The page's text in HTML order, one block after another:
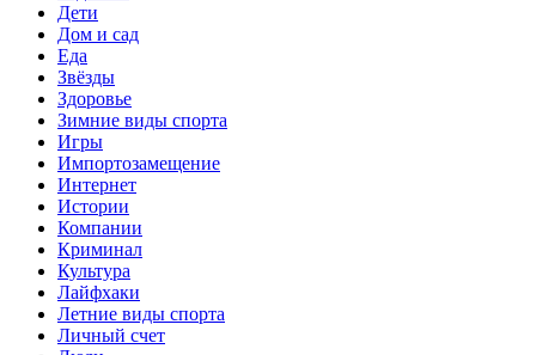
Дети
Дом и сад
Еда
Звёзды
Здоровье
Зимние виды спорта
Игры
Импортозамещение
Интернет
Истории
Компании
Криминал
Культура
Лайфхаки
Летние виды спорта
Личный счет